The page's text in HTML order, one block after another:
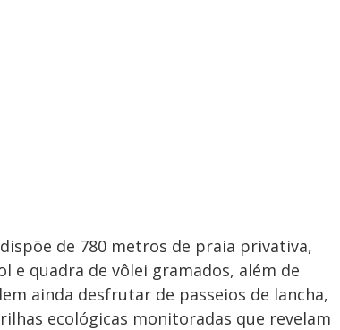
de 780 metros de praia privativa,
e quadra de vôlei gramados, além de
ainda desfrutar de passeios de lancha,
ecológicas monitoradas que revelam